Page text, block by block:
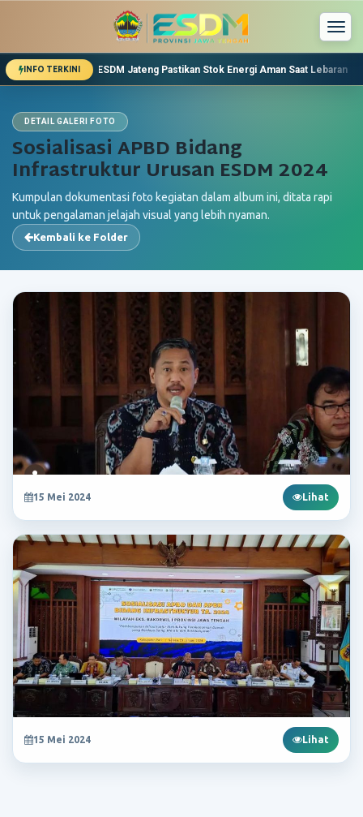
INFO TERKINI Jangan Khawatir! Pengguna Mobil Listrik Bisa Isi Ulang
DETAIL GALERI FOTO
Sosialisasi APBD Bidang
Infrastruktur Urusan ESDM 2024
Kumpulan dokumentasi foto kegiatan dalam album ini, ditata rapi
untuk pengalaman jelajah visual yang lebih nyaman.
Kembali ke Folder
15 Mei 2024 Lihat
15 Mei 2024 Lihat